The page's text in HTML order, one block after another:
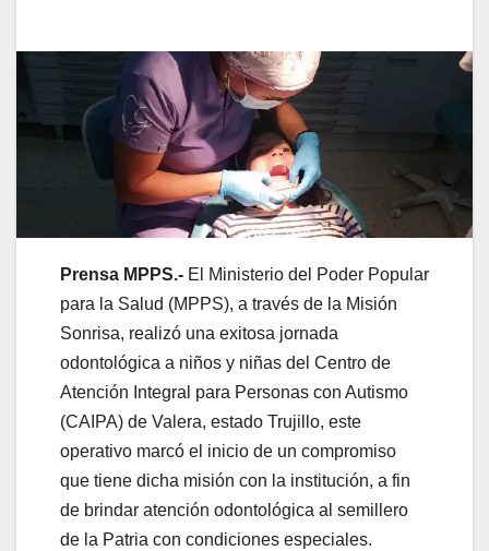
Prensa MPPS.- El Ministerio del Poder Popular
para la Salud (MPPS), a través de la Misión
Sonrisa, realizó una exitosa jornada
odontológica a niños y niñas del Centro de
Atención Integral para Personas con Autismo
(CAIPA) de Valera, estado Trujillo, este
operativo marcó el inicio de un compromiso
que tiene dicha misión con la institución, a fin
de brindar atención odontológica al semillero
de la Patria con condiciones especiales.